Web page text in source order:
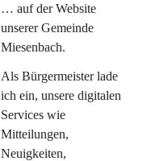
… auf der Website
unserer Gemeinde
Miesenbach.
Als Bürgermeister lade
ich ein, unsere digitalen
Services wie
Mitteilungen,
Neuigkeiten,